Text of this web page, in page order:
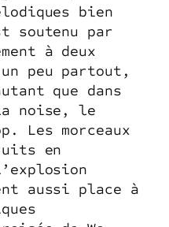
bien
soutenu par
à deux
peu partout,
que dans
noise, le
Les morceaux
en
aussi place à